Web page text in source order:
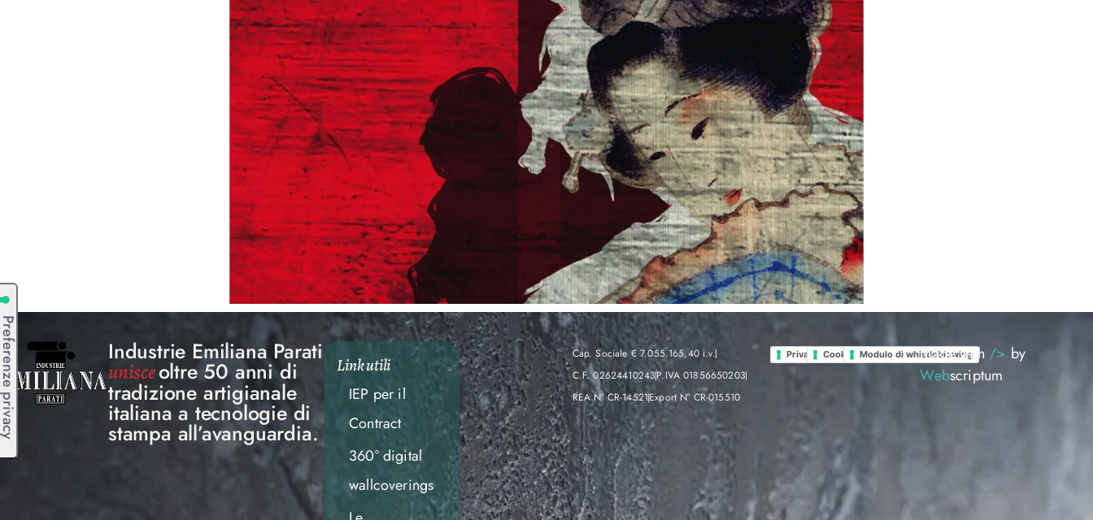
Industrie Emiliana Parati
unisceoltre 50 anni di
tradizione artigianale
italiana a tecnologie di
stampa all’avanguardia.
Link utili
IEP per il
Contract
360° digital
wallcoverings
Cap. Sociale € 7.055.165,40 i.v.
C.F. 02624410243P.IVA 01856650203
REA N° CR-14521Export N° CR-015510
Privacy PolicyCookie PolicyModulo di whistleblowing
Made with /> by
Webscriptum